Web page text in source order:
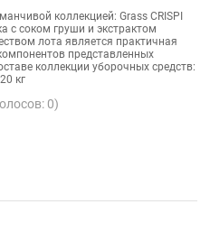
коллекцией: Grass CRISPI
с соком груши и экстрактом
лота является практичная
представленных
коллекции уборочных средств:
кг
0)